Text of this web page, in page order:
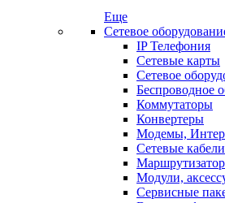
Еще
Сетевое
IP Телефония
Сетевые карты
Сетевое
Беспроводное
Коммутаторы
Конвертеры
Модемы,
Сетевые кабели
Модули,
Сервисные